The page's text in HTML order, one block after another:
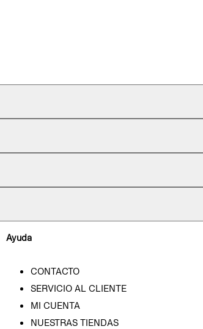
Ayuda
CONTACTO
SERVICIO AL CLIENTE
MI CUENTA
NUESTRAS TIENDAS